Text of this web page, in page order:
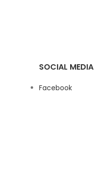
SOCIAL MEDIA
Facebook